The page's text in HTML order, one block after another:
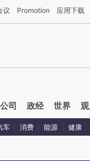
财新文章[https://
议 Promotion 应用下载
公司 政经 世界
车 消费 能源 健康